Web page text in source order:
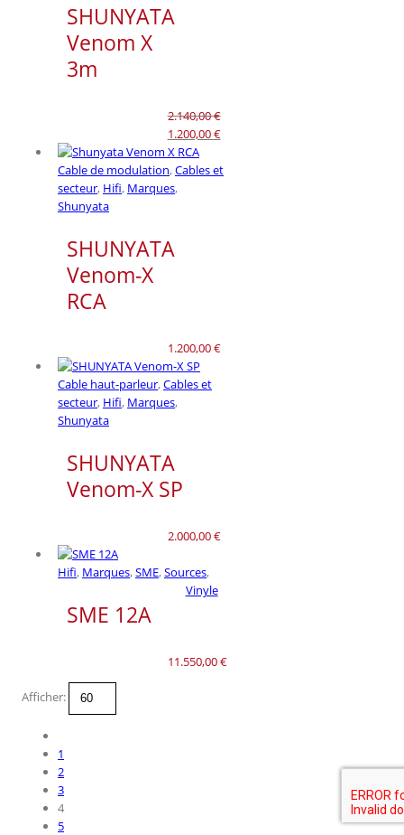
SHUNYATA
Venom X
3m
2.140,00€
Le
prix
initial
était :
1.200,00€
prix
Cable de modulation,Cables et
secteur, Hifi, Marques,
Shunyata
SHUNYATA
Venom-X
RCA
1.200,00€
Cable haut-parleur,Cables et
secteur, Hifi, Marques,
Shunyata
SHUNYATA
Venom-X SP
2.000,00€
Hifi, Marques,SME,Sources,
Vinyle
SME 12A
11.550,00€
Afficher:
1
2
3
4
5